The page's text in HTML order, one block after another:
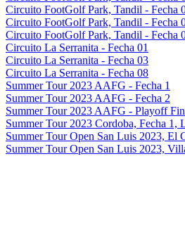
Circuito FootGolf Park, Tandil - Fecha
Circuito FootGolf Park, Tandil - Fecha
Circuito FootGolf Park, Tandil - Fecha
Circuito La Serranita - Fecha 01
Circuito La Serranita - Fecha 03
Circuito La Serranita - Fecha 08
Summer Tour 2023 AAFG - Fecha 1
Summer Tour 2023 AAFG - Fecha 2
Summer Tour 2023 AAFG - Playoff
Summer Tour 2023 Cordoba, Fecha 1,
Summer Tour Open San Luis 2023, El
Summer Tour Open San Luis 2023,